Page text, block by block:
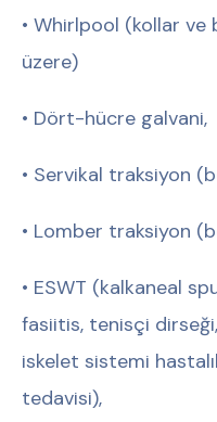
• Whirlpool (kollar ve
üzere)
• Dört-hücre galvani,
• Servikal traksiyon
• Lomber traksiyon
• ESWT (kalkaneal
fasiitis, tenisçi
iskelet sistemi
tedavisi),